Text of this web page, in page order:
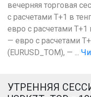
вечерняя торговая
с расчетами Т+1 в
евро с расчетами Т+1
— евро с расчетами
(EURUSD_TOM), — ...
УТРЕННЯЯ